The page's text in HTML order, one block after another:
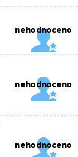
nehodnoceno
nehodnoceno
nehodnoceno